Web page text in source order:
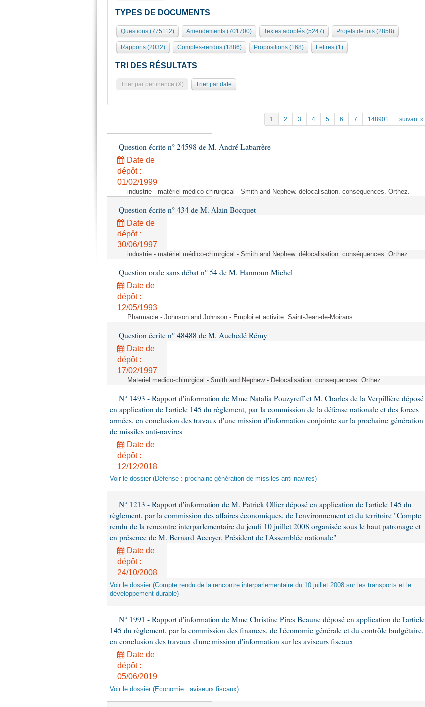
TYPES DE DOCUMENTS
Questions (775112) Amendements (701700) Textes adoptés (5247) Projets de lois (2858)
Rapports (2032) Comptes-rendus (1886) Propositions (168) Lettres (1)
TRI DES RÉSULTATS
Trier par pertinence (X) Trier par date
1 2 3 4 5 6 7 148901 suivant »
Question écrite n° 24598 de M. André Labarrère
Date de
dépôt :
01/02/1999
industrie - matériel médico-chirurgical - Smith and Nephew. délocalisation. conséquences. Orthez.
Question écrite n° 434 de M. Alain Bocquet
Date de
dépôt :
30/06/1997
industrie - matériel médico-chirurgical - Smith and Nephew. délocalisation. conséquences. Orthez.
Question orale sans débat n° 54 de M. Hannoun Michel
Date de
dépôt :
12/05/1993
Pharmacie - Johnson and Johnson - Emploi et activite. Saint-Jean-de-Moirans.
Question écrite n° 48488 de M. Auchedé Rémy
Date de
dépôt :
17/02/1997
Materiel medico-chirurgical - Smith and Nephew - Delocalisation. consequences. Orthez.
N° 1493 - Rapport d'information de Mme Natalia Pouzyreff et M. Charles de la Verpillière déposé
en application de l'article 145 du règlement, par la commission de la défense nationale et des forces
armées, en conclusion des travaux d'une mission d'information conjointe sur la prochaine génération
de missiles anti-navires
Date de
dépôt :
12/12/2018
Voir le dossier (Défense : prochaine génération de missiles anti-navires)
N° 1213 - Rapport d'information de M. Patrick Ollier déposé en application de l'article 145 du
règlement, par la commission des affaires économiques, de l'environnement et du territoire "Compte
rendu de la rencontre interparlementaire du jeudi 10 juillet 2008 organisée sous le haut patronage et
en présence de M. Bernard Accoyer, Président de l'Assemblée nationale"
Date de
dépôt :
24/10/2008
Voir le dossier (Compte rendu de la rencontre interparlementaire du 10 juillet 2008 sur les transports et le
développement durable)
N° 1991 - Rapport d'information de Mme Christine Pires Beaune déposé en application de l'article
145 du règlement, par la commission des finances, de l'économie générale et du contrôle budgétaire,
en conclusion des travaux d'une mission d'information sur les aviseurs fiscaux
Date de
dépôt :
05/06/2019
Voir le dossier (Economie : aviseurs fiscaux)